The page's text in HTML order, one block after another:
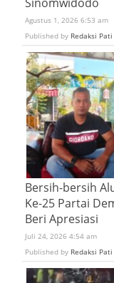
Agustus 1, 2026 6:53 am
Published by Redaksi Pati
Bersih-bersih
Ke-25 Partai
Beri Apresiasi
Juli 24, 2026 4:54 am
Published by Redaksi Pati